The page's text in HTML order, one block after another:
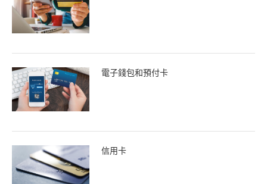
電子錢包和預付卡
信用卡